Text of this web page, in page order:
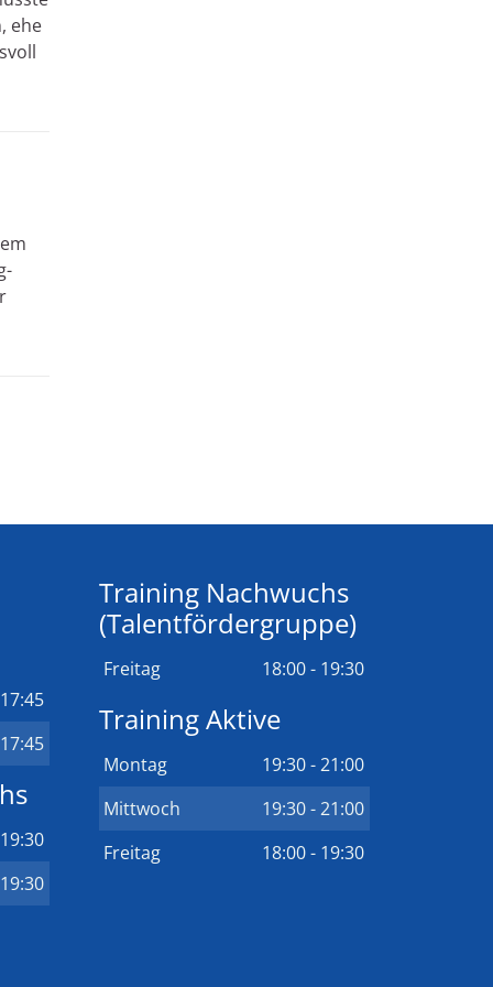
ehe
Training Nachwuchs
(Talentfördergruppe)
Freitag 18:00 - 19:30
Training Aktive
Montag
19:30 - 21:00
Mittwoch
19:30 - 21:00
Freitag
18:00 - 19:30